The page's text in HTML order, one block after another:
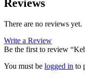
Reviews
There are no reviews yet.
Write a Review
Be the first to review
You must be logged in to